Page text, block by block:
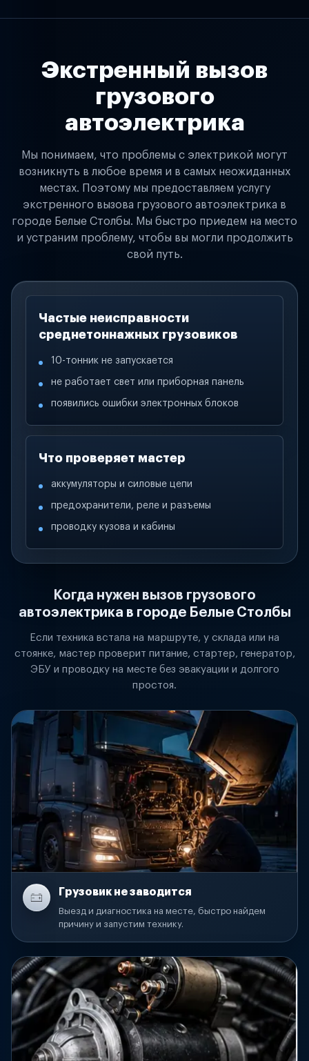
Экстренный вызов
грузового
автоэлектрика
Мы понимаем, что проблемы с электрикой могут
возникнуть в любое время и в самых неожиданных
местах. Поэтому мы предоставляем услугу
экстренного вызова грузового автоэлектрика в
городе Белые Столбы. Мы быстро приедем на место
и устраним проблему, чтобы вы могли продолжить
свой путь.
Частые неисправности
среднетоннажных грузовиков
10-тонник не запускается
не работает свет или приборная панель
появились ошибки электронных блоков
Что проверяет мастер
аккумуляторы и силовые цепи
предохранители, реле и разъемы
проводку кузова и кабины
Когда нужен вызов грузового
автоэлектрика в городе Белые Столбы
Если техника встала на маршруте, у склада или на
стоянке, мастер проверит питание, стартер, генератор,
ЭБУ и проводку на месте без эвакуации и долгого
простоя.
Грузовик не заводится
Выезд и диагностика на месте, быстро найдем
причину и запустим технику.